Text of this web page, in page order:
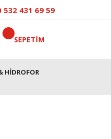
532 431 69 59
SEPETİM
HİDROFOR